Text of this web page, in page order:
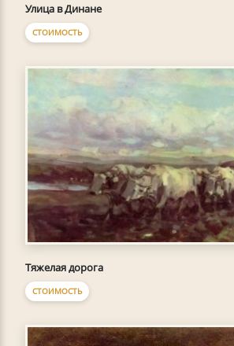
Улица в Динане
СТОИМОСТЬ
Тяжелая дорога
СТОИМОСТЬ